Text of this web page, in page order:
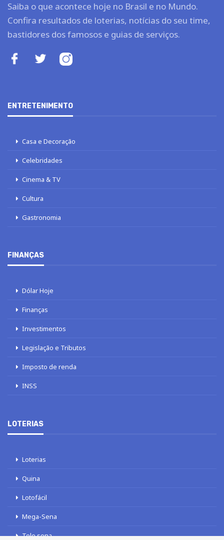
Saiba o que acontece hoje no Brasil e no Mundo.
Confira resultados de loterias, notícias do seu time,
bastidores dos famosos e guias de serviços.
ENTRETENIMENTO
Casa e Decoração
Celebridades
Cinema & TV
Cultura
Gastronomia
FINANÇAS
Dólar Hoje
Finanças
Investimentos
Legislação e Tributos
Imposto de renda
INSS
LOTERIAS
Loterias
Quina
Lotofácil
Mega-Sena
Tele sena